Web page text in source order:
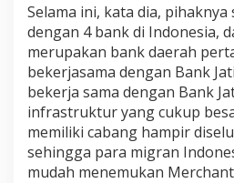
Selama ini, kata dia,
dengan 4 bank di Indonesia,
merupakan bank daerah
bekerjasama dengan Bank
bekerja sama dengan Bank
infrastruktur yang cukup
memiliki cabang hampir
sehingga para migran
mudah menemukan